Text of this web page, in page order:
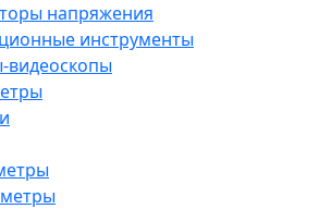
напряжения
инструменты
видеоскопы